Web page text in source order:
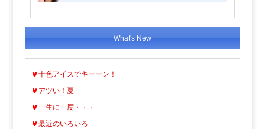
What's New
十色アイスでキーーン！
アツい！夏
一生に一度・・・
最近のいろいろ